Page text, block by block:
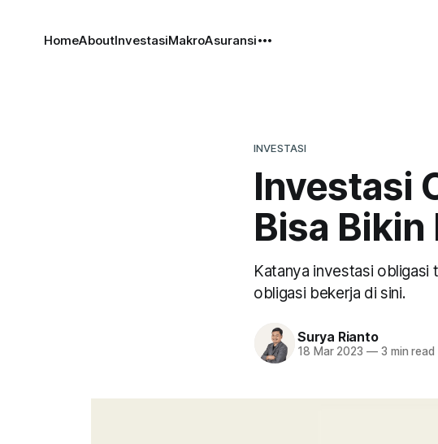
HomeAboutInvestasiMakroAsuransi
INVESTASI
Investasi
Bisa Bikin
Katanya investasi obligasi
obligasi bekerja di sini.
Surya Rianto
18 Mar 2023 —3 min read